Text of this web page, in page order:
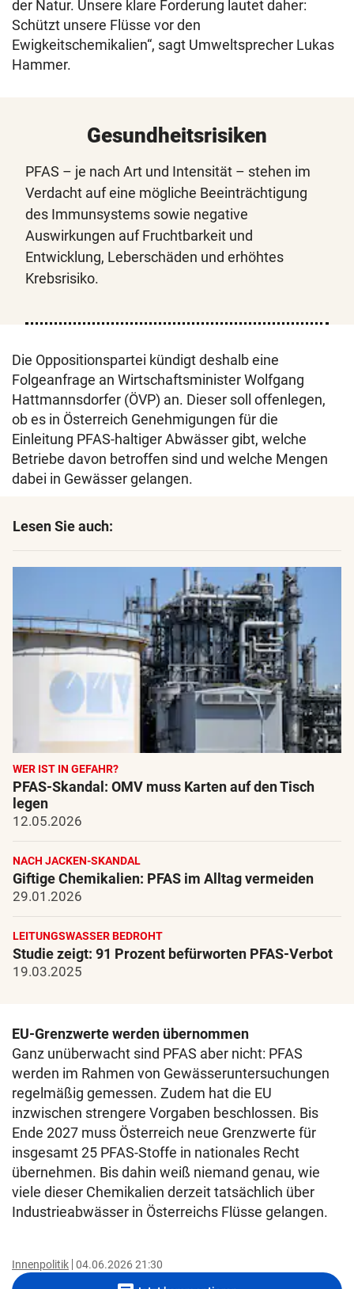
der Natur. Unsere klare Forderung lautet daher:
Schützt unsere Flüsse vor den
Ewigkeitschemikalien“, sagt Umweltsprecher Lukas
Hammer.
Gesundheitsrisiken
PFAS – je nach Art und Intensität – stehen im
Verdacht auf eine mögliche Beeinträchtigung
des Immunsystems sowie negative
Auswirkungen auf Fruchtbarkeit und
Entwicklung, Leberschäden und erhöhtes
Krebsrisiko.
Die Oppositionspartei kündigt deshalb eine
Folgeanfrage an Wirtschaftsminister Wolfgang
Hattmannsdorfer (ÖVP) an. Dieser soll offenlegen,
ob es in Österreich Genehmigungen für die
Einleitung PFAS-haltiger Abwässer gibt, welche
Betriebe davon betroffen sind und welche Mengen
dabei in Gewässer gelangen.
Lesen Sie auch:
WER IST IN GEFAHR?
PFAS-Skandal: OMV muss Karten auf den Tisch
legen
12.05.2026
NACH JACKEN-SKANDAL
Giftige Chemikalien: PFAS im Alltag vermeiden
29.01.2026
LEITUNGSWASSER BEDROHT
Studie zeigt: 91 Prozent befürworten PFAS-Verbot
19.03.2025
EU-Grenzwerte werden übernommen
Ganz unüberwacht sind PFAS aber nicht: PFAS
werden im Rahmen von Gewässeruntersuchungen
regelmäßig gemessen. Zudem hat die EU
inzwischen strengere Vorgaben beschlossen. Bis
Ende 2027 muss Österreich neue Grenzwerte für
insgesamt 25 PFAS-Stoffe in nationales Recht
übernehmen. Bis dahin weiß niemand genau, wie
viele dieser Chemikalien derzeit tatsächlich über
Industrieabwässer in Österreichs Flüsse gelangen.
Innenpolitik 04.06.2026 21:30